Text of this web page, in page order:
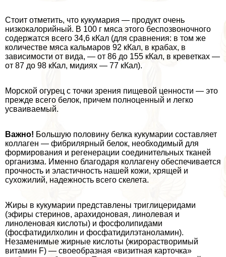
Стоит отметить, что кукумария — продукт очень
низкокалорийный. В 100 г мяса этого беспозвоночного
содержатся всего 34,6 кКал (для сравнения: в том же
количестве мяса кальмаров 92 кКал, в кpaбах, в
зависимости от вида, — от 86 до 155 кКал, в креветках —
от 87 до 98 кКал, мидиях — 77 кКал).
Морской огурец с точки зрения пищевой ценности — это
прежде всего белок, причем полноценный и легко
усваиваемый.
Важно! Большую половину белка кукумарии составляет
коллаген — фибрилярный белок, необходимый для
формирования и регенерации соединительных тканей
организма. Именно благодаря коллагену обеспечивается
прочность и эластичность нашей кожи, хрящей и
сухожилий, надежность всего скелета.
Жиры в кукумарии представлены триглицеридами
(эфиры стеринов, арахидоновая, линолевая и
линоленовая кислоты) и фосфолипидами
(фосфатидилхолин и фосфатидилэтаноламин).
Незаменимые жирные кислоты (жирорастворимый
витамин F) — своеобразная «визитная карточка»